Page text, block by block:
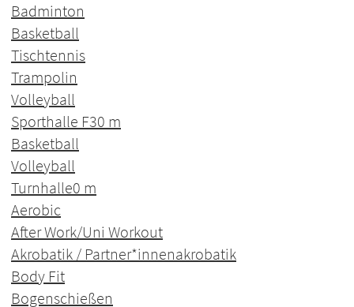
Badminton
Basketball
Tischtennis
Trampolin
Volleyball
Sporthalle F30 m
Basketball
Volleyball
Turnhalle0 m
Aerobic
After Work/Uni Workout
Akrobatik / Partner*innenakrobatik
Body Fit
Bogenschießen